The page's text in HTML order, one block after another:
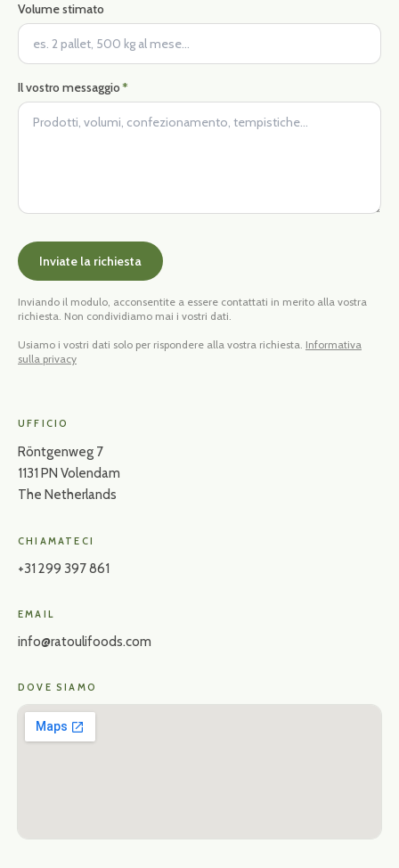
Volume stimato
Il vostro messaggio*
Inviate la richiesta
Inviando il modulo, acconsentite a essere contattati in merito alla vostra
richiesta. Non condividiamo mai i vostri dati.
Usiamo i vostri dati solo per rispondere alla vostra richiesta. Informativa
sulla privacy
UFFICIO
Röntgenweg 7
1131 PN Volendam
The Netherlands
CHIAMATECI
+31 299 397 861
EMAIL
info@ratoulifoods.com
DOVE SIAMO